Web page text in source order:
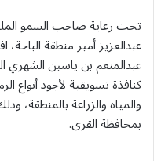
تحت رعاية صاحب السمو
عبدالعزيز أمير منطقة الباحة،
كنافذة تسويقية لأجود أنواع
والمياه والزراعة بالمنطقة،
بمحافظة القرى.